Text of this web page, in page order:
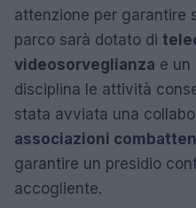
attenzione per garantire
parco sarà dotato di
videosorveglianza e un
disciplina le attività
stata avviata una
associazioni
garantire un presidio
accogliente.